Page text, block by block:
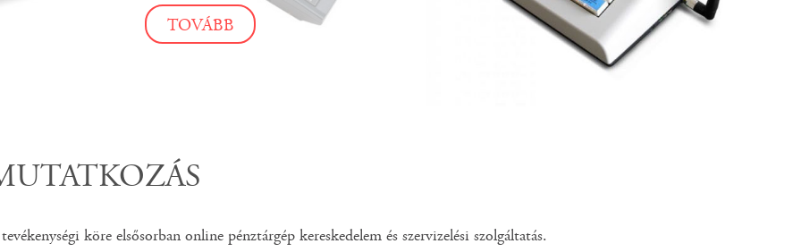
TOVÁBB
TOVÁBB
TOVÁBB
köre elsősorban online pénztárgép kereskedelem és szervizelési szolgáltatás.